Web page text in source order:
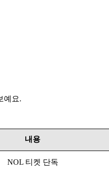
예요.
내용
NOL 티켓 단독